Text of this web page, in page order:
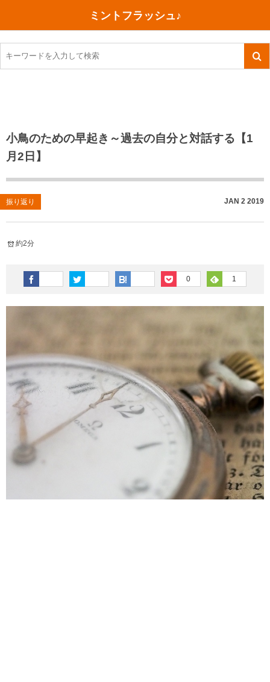
ミントフラッシュ♪
小鳥のための早起き～過去の自分と対話する【1
月2日】
振り返り JAN 2 2019
約2分
0 1
TOEIC感想・結果
TOEIC800点への道
TOEIC（作戦・ノウハウなど）
TOEIC700点への道
英単語
その他英語関連
今日買った本
ご朱印帳めぐり
川越（埼玉県）
沖縄
神戸
行ってきたあれこれ
旅行関連あれこれ
ファスティング
コスメ
ダイエット
健康あれこれ
美容あれこれ
食べ物
今日の一枚
月、星、宇宙